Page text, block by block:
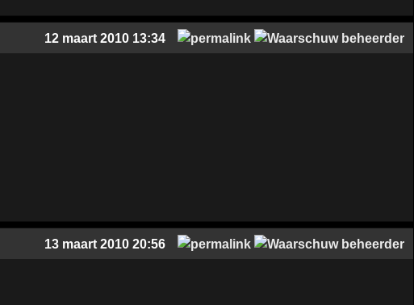
12 maart 2010 13:34
13 maart 2010 20:56